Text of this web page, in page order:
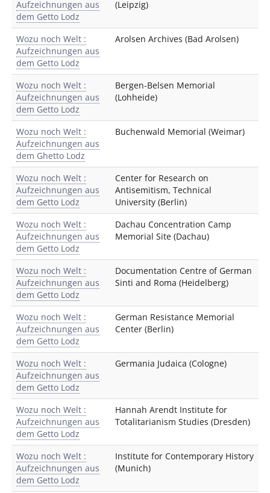
Aufzeichnungen aus
dem Getto Lodz
(Leipzig)
Wozu noch Welt :
Aufzeichnungen aus
dem Getto Lodz
Arolsen Archives (Bad Arolsen)
Wozu noch Welt :
Aufzeichnungen aus
dem Getto Lodz
Bergen-Belsen Memorial
(Lohheide)
Wozu noch Welt :
Aufzeichnungen aus
dem Ghetto Lodz
Buchenwald Memorial (Weimar)
Wozu noch Welt :
Aufzeichnungen aus
dem Getto Lodz
Center for Research on
Antisemitism, Technical
University (Berlin)
Wozu noch Welt :
Aufzeichnungen aus
dem Getto Lodz
Dachau Concentration Camp
Memorial Site (Dachau)
Wozu noch Welt :
Aufzeichnungen aus
dem Getto Lodz
Documentation Centre of German
Sinti and Roma (Heidelberg)
Wozu noch Welt :
Aufzeichnungen aus
dem Getto Lodz
German Resistance Memorial
Center (Berlin)
Wozu noch Welt :
Aufzeichnungen aus
dem Getto Lodz
Germania Judaica (Cologne)
Wozu noch Welt :
Aufzeichnungen aus
dem Getto Lodz
Hannah Arendt Institute for
Totalitarianism Studies (Dresden)
Wozu noch Welt :
Aufzeichnungen aus
dem Getto Lodz
Institute for Contemporary History
(Munich)